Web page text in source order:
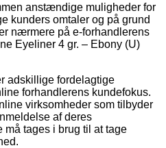
anstændige muligheder for
kunders omtaler og på grund
nærmere på e-forhandlerens
Eyeliner 4 gr. – Ebony (U)
adskillige fordelagtige
forhandlerens kundefokus.
virksomheder som tilbyder
af deres
tages i brug til at tage